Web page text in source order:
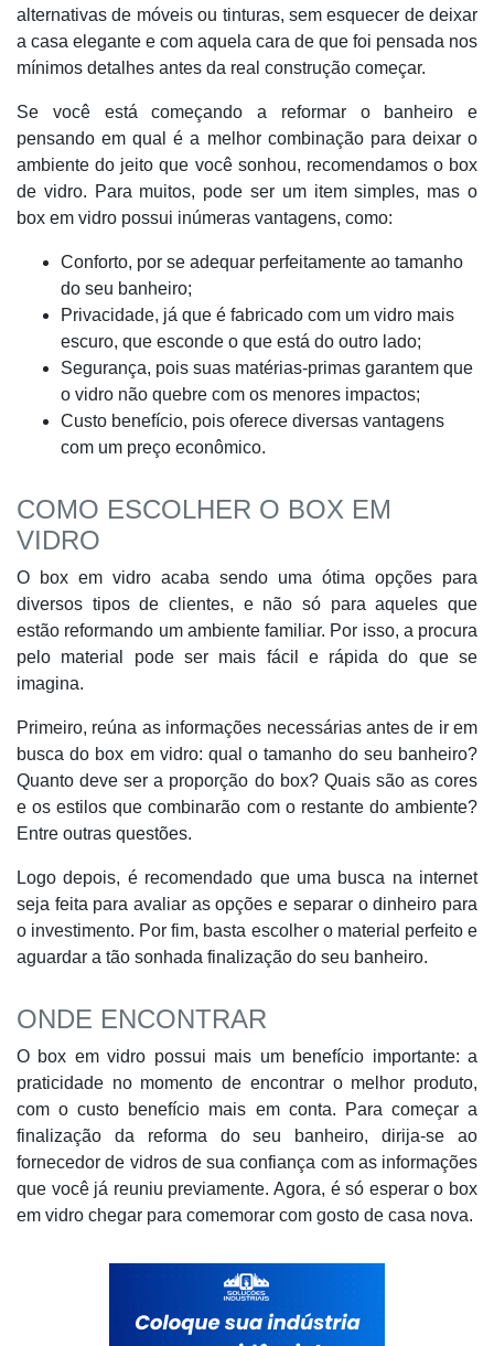
alternativas de móveis ou tinturas, sem esquecer de deixar
a casa elegante e com aquela cara de que foi pensada nos
mínimos detalhes antes da real construção começar.
Se você está começando a reformar o banheiro e
pensando em qual é a melhor combinação para deixar o
ambiente do jeito que você sonhou, recomendamos o box
de vidro. Para muitos, pode ser um item simples, mas o
box em vidro possui inúmeras vantagens, como:
Conforto, por se adequar perfeitamente ao tamanho
do seu banheiro;
Privacidade, já que é fabricado com um vidro mais
escuro, que esconde o que está do outro lado;
Segurança, pois suas matérias-primas garantem que
o vidro não quebre com os menores impactos;
Custo benefício, pois oferece diversas vantagens
com um preço econômico.
COMO ESCOLHER O BOX EM
VIDRO
O box em vidro acaba sendo uma ótima opções para
diversos tipos de clientes, e não só para aqueles que
estão reformando um ambiente familiar. Por isso, a procura
pelo material pode ser mais fácil e rápida do que se
imagina.
Primeiro, reúna as informações necessárias antes de ir em
busca do box em vidro: qual o tamanho do seu banheiro?
Quanto deve ser a proporção do box? Quais são as cores
e os estilos que combinarão com o restante do ambiente?
Entre outras questões.
Logo depois, é recomendado que uma busca na internet
seja feita para avaliar as opções e separar o dinheiro para
o investimento. Por fim, basta escolher o material perfeito e
aguardar a tão sonhada finalização do seu banheiro.
ONDE ENCONTRAR
O box em vidro possui mais um benefício importante: a
praticidade no momento de encontrar o melhor produto,
com o custo benefício mais em conta. Para começar a
finalização da reforma do seu banheiro, dirija-se ao
fornecedor de vidros de sua confiança com as informações
que você já reuniu previamente. Agora, é só esperar o box
em vidro chegar para comemorar com gosto de casa nova.